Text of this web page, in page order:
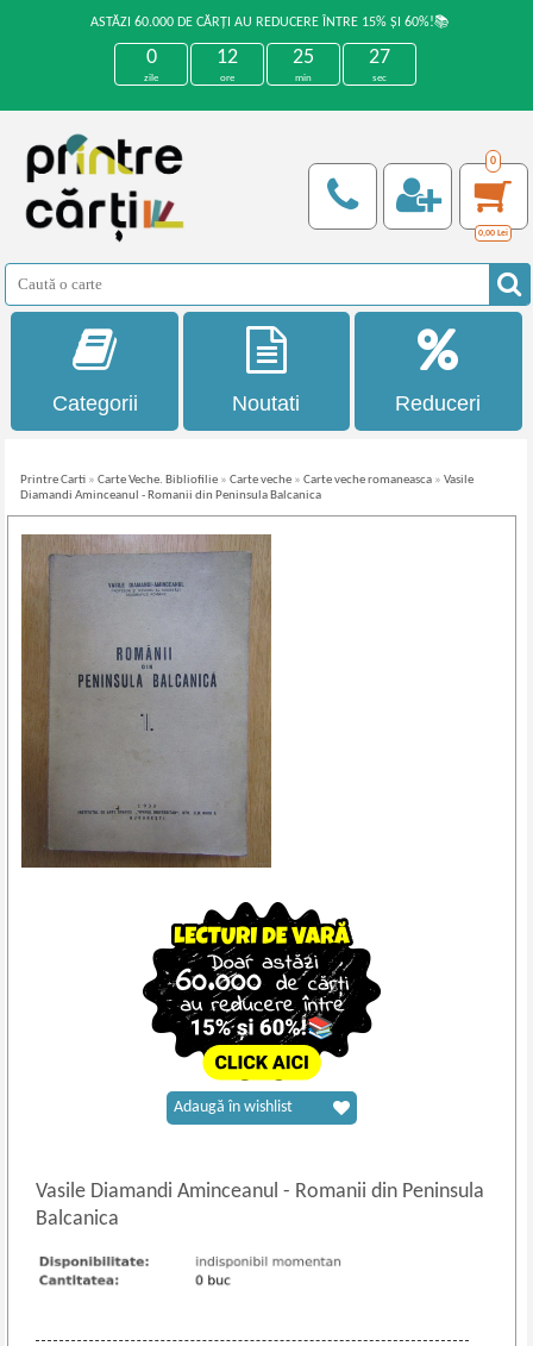
ASTĂZI 60.000 DE CĂRȚI AU REDUCERE ÎNTRE 15% ȘI 60%!📚
0
zile
12
ore
25
min
27
sec
0
0,00 Lei
Categorii Noutati Reduceri
Printre Carti »Carte Veche. Bibliofilie »Carte veche »Carte veche romaneasca »Vasile
Diamandi Aminceanul - Romanii din Peninsula Balcanica
Vasile Diamandi Aminceanul- Romanii din Peninsula
Balcanica
Adaugă în wishlist